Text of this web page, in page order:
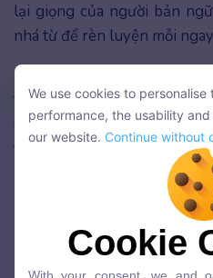
lại giọng của người bản
nhá từ để rèn luyện mỗi
Bạn có thể bắt chước người
tin tức như BBC, CNN,
Channel, Cartoon
tiếng Anh qua bài hát.
>> Xem thêm: Top 7App
6. Học tiếng Anh
We use cookies to
performance, the usability and
Continue without
Cookie
We use cookies to
performance, the usability
our website. Continue without
Cookie